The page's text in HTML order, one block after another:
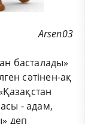
Arsen03
басталады»
сәтінен-ақ
- адам,
деп